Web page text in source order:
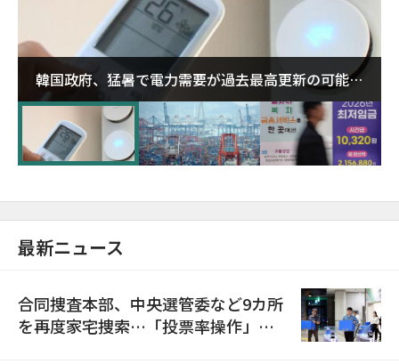
韓国政府、猛暑で電力需要が過去最高更新の可能性
に需給対応体制を点検
最新ニュース
合同捜査本部、中央選管委など9カ所
を再度家宅捜索…「投票率操作」の